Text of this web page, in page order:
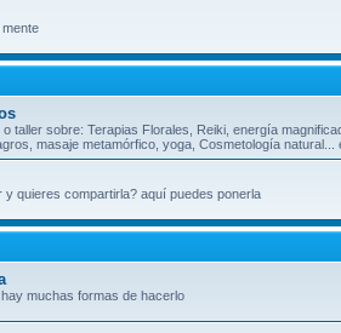
taller sobre: Terapias Florales, Reiki, energía
masaje metamórfico, yoga, Cosmetología natural...
y quieres compartirla? aquí puedes ponerla
muchas formas de hacerlo